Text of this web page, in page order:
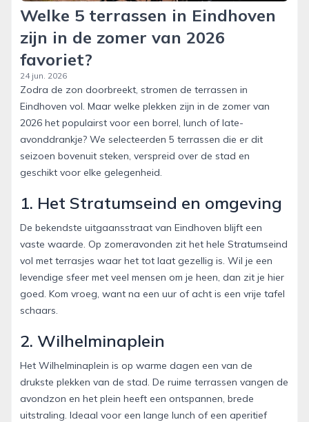
Welke 5 terrassen in Eindhoven
zijn in de zomer van 2026
favoriet?
24 jun. 2026
Zodra de zon doorbreekt, stromen de terrassen in
Eindhoven vol. Maar welke plekken zijn in de zomer van
2026 het populairst voor een borrel, lunch of late-
avonddrankje? We selecteerden 5 terrassen die er dit
seizoen bovenuit steken, verspreid over de stad en
geschikt voor elke gelegenheid.
1. Het Stratumseind en omgeving
De bekendste uitgaansstraat van Eindhoven blijft een
vaste waarde. Op zomeravonden zit het hele Stratumseind
vol met terrasjes waar het tot laat gezellig is. Wil je een
levendige sfeer met veel mensen om je heen, dan zit je hier
goed. Kom vroeg, want na een uur of acht is een vrije tafel
schaars.
2. Wilhelminaplein
Het Wilhelminaplein is op warme dagen een van de
drukste plekken van de stad. De ruime terrassen vangen de
avondzon en het plein heeft een ontspannen, brede
uitstraling. Ideaal voor een lange lunch of een aperitief